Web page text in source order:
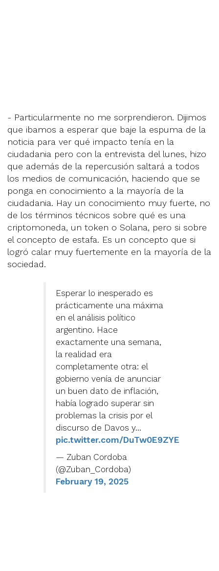
- Particularmente no me sorprendieron. Dijimos
que ibamos a esperar que baje la espuma de la
noticia para ver qué impacto tenía en la
ciudadania pero con la entrevista del lunes, hizo
que además de la repercusión saltará a todos
los medios de comunicación, haciendo que se
ponga en conocimiento a la mayoría de la
ciudadania. Hay un conocimiento muy fuerte, no
de los términos técnicos sobre qué es una
criptomoneda, un token o Solana, pero si sobre
el concepto de estafa. Es un concepto que si
logró calar muy fuertemente en la mayoría de la
sociedad.
Esperar lo inesperado es
prácticamente una máxima
en el análisis político
argentino. Hace
exactamente una semana,
la realidad era
completamente otra: el
gobierno venía de anunciar
un buen dato de inflación,
había logrado superar sin
problemas la crisis por el
discurso de Davos y…
pic.twitter.com/DuTw0E9ZYE
— Zuban Cordoba
(@Zuban_Cordoba)
February 19, 2025